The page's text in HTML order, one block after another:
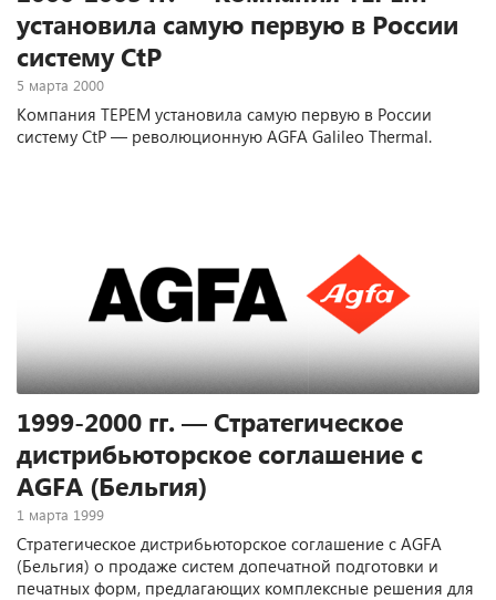
установила самую первую в России
систему CtP
5 марта 2000
Компания ТЕРЕМ установила самую первую в России
систему CtP — революционную AGFA Galileo Thermal.
1999-2000 гг. — Стратегическое
дистрибьюторское соглашение с
AGFA (Бельгия)
1 марта 1999
Стратегическое дистрибьюторское соглашение с AGFA
(Бельгия) о продаже систем допечатной подготовки и
печатных форм, предлагающих комплексные решения для